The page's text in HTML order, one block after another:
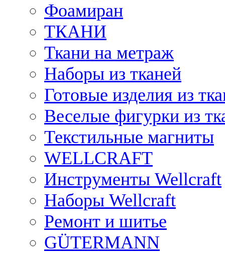
Фоамиран
ТКАНИ
Ткани на метраж
Наборы из тканей
Готовые изделия из
Веселые фигурки из
Текстильные магниты
WELLCRAFT
Инструменты Wellcraft
Наборы Wellcraft
Ремонт и шитье
GÜTERMANN